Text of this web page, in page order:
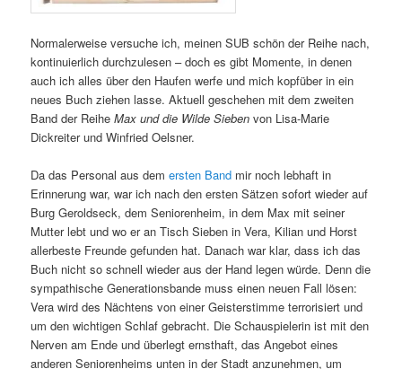
Normalerweise versuche ich, meinen SUB schön der Reihe nach,
kontinuierlich durchzulesen – doch es gibt Momente, in denen
auch ich alles über den Haufen werfe und mich kopfüber in ein
neues Buch ziehen lasse. Aktuell geschehen mit dem zweiten
Band der ReiheMax und die Wilde Sieben von Lisa-Marie
Dickreiter und Winfried Oelsner.
Da das Personal aus demersten Band mir noch lebhaft in
Erinnerung war, war ich nach den ersten Sätzen sofort wieder auf
Burg Geroldseck, dem Seniorenheim, in dem Max mit seiner
Mutter lebt und wo er an Tisch Sieben in Vera, Kilian und Horst
allerbeste Freunde gefunden hat. Danach war klar, dass ich das
Buch nicht so schnell wieder aus der Hand legen würde. Denn die
sympathische Generationsbande muss einen neuen Fall lösen:
Vera wird des Nächtens von einer Geisterstimme terrorisiert und
um den wichtigen Schlaf gebracht. Die Schauspielerin ist mit den
Nerven am Ende und überlegt ernsthaft, das Angebot eines
anderen Seniorenheims unten in der Stadt anzunehmen, um